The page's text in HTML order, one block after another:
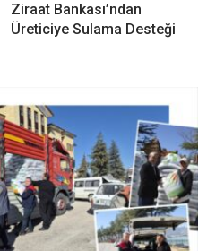
Ziraat Bankası’ndan
Üreticiye Sulama Desteği